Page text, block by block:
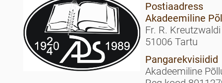
Postiaadress
Akadeemiline
Fr. R.
51006 Tartu
Pangarekvisiidid
Akadeemiline